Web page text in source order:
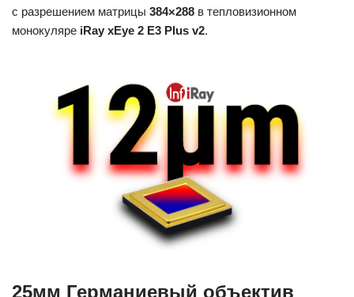
с разрешением матрицы 384×288 в тепловизионном
монокуляре iRay xEye 2 E3 Plus v2.
25мм Германиевый объектив